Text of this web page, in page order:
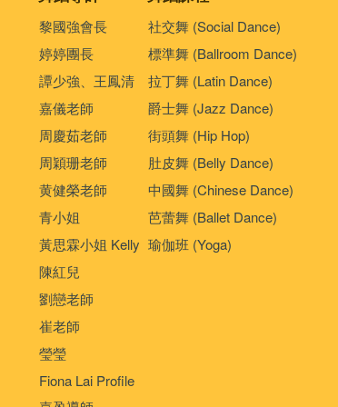
黎國強會長
婷婷團長
譚少強、王鳳清
嘉儀老師
周慶茹老師
周穎珊老師
黄健榮老師
青小姐
黃思霖小姐 Kelly
陳紅兒
劉戀老師
崔老師
瑩瑩
Fiona Lai Profile
社交舞 (Social Dance)
標準舞 (Ballroom Dance)
拉丁舞 (Latin Dance)
爵士舞 (Jazz Dance)
街頭舞 (Hip Hop)
肚皮舞 (Belly Dance)
中國舞 (Chinese Dance)
芭蕾舞 (Ballet Dance)
瑜伽班 (Yoga)